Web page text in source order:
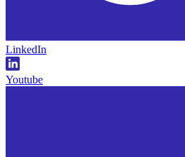
LinkedIn
Youtube